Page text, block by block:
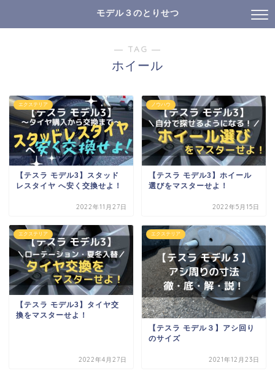
モデル３のとりせつ
― TAG ―
ホイール
エクステリア
【テスラ モデル3】スタッド
レスタイヤ へ安く交換せよ！
2022年11月27日
ノウハウ
【テスラ モデル3】ホイール
選びをマスターせよ！
2022年5月15日
エクステリア
【テスラ モデル3】タイヤ交
換をマスターせよ！
2022年4月27日
エクステリア
【テスラ モデル３】アシ回り
のサイズ
2021年12月23日